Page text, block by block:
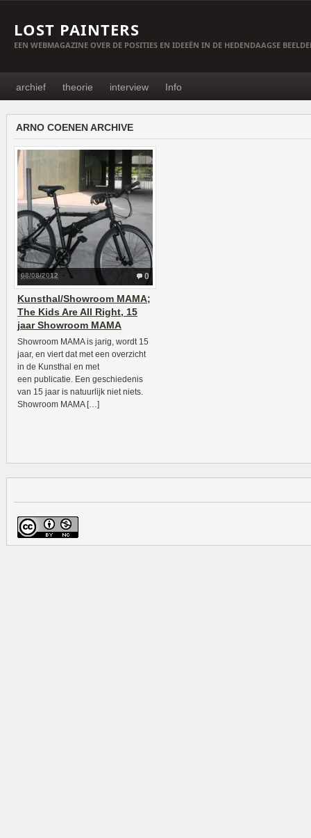
LOST PAINTERS
EEN WEBMAGAZINE OVER DE POSITIES EN IDEEËN IN DE HEDENDAAGSE
archief theorie interview Info
ARNO COENEN ARCHIVE
0
08/08/2012
Kunsthal/Showroom MAMA;
The Kids Are All Right, 15
jaar Showroom MAMA
Showroom MAMA is jarig, wordt 15
jaar, en viert dat met een overzicht
in de Kunsthal en met
een publicatie. Een geschiedenis
van 15 jaar is natuurlijk niet niets.
Showroom MAMA […]